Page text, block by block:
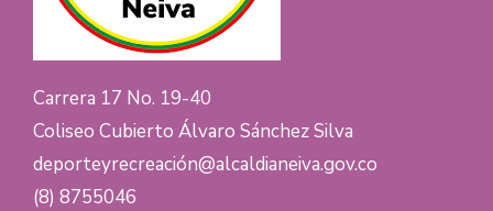
Carrera 17 No. 19-40
Coliseo Cubierto Álvaro Sánchez Silva
deporteyrecreación@alcaldianeiva.gov.co
(8) 8755046